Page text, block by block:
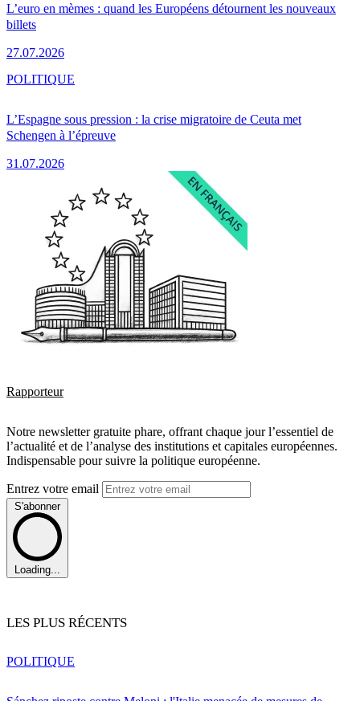
L’euro en mèmes : quand les Européens détournent les nouveaux
billets
27.07.2026
L’Espagne sous pression : la crise migratoire de Ceuta met
Schengen à l’épreuve
31.07.2026
POLITIQUE
Rapporteur
Notre newsletter gratuite phare, offrant chaque jour l’essentiel de
l’actualité et de l’analyse des institutions et capitales européennes.
Indispensable pour suivre la politique européenne.
Entrez votre email
S'abonner
Loading...
LES PLUS RÉCENTS
POLITIQUE